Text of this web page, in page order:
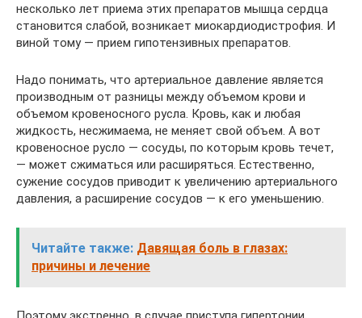
несколько лет приема этих препаратов мышца сердца
становится слабой, возникает миокардиодистрофия. И
виной тому — прием гипотензивных препаратов.
Надо понимать, что артериальное давление является
производным от разницы между объемом крови и
объемом кровеносного русла. Кровь, как и любая
жидкость, несжимаема, не меняет свой объем. А вот
кровеносное русло — сосуды, по которым кровь течет,
— может сжиматься или расширяться. Естественно,
сужение сосудов приводит к увеличению артериального
давления, а расширение сосудов — к его уменьшению.
Читайте также: Давящая боль в глазах:
причины и лечение